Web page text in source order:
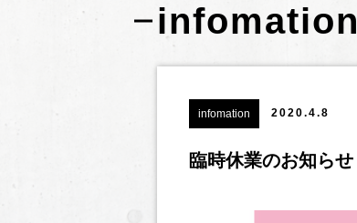
infomation
infomation 2020.4.8
臨時休業のお知らせ